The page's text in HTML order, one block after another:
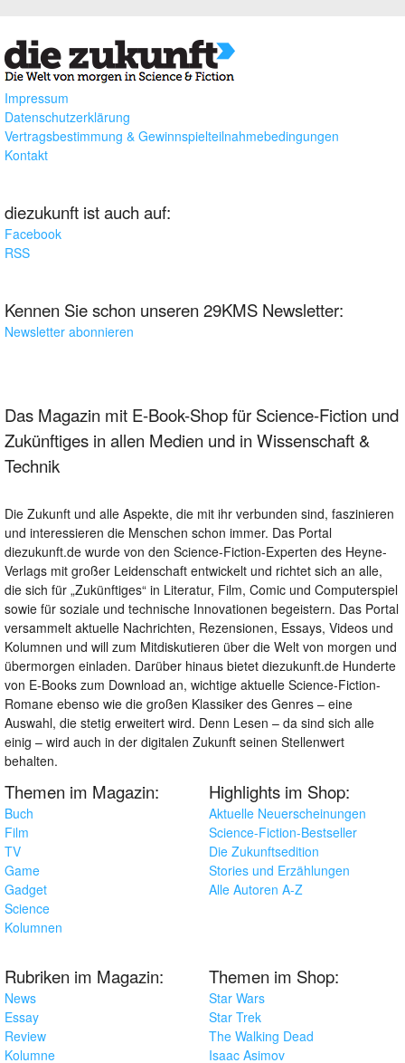
Impressum
Datenschutzerklärung
Vertragsbestimmung & Gewinnspielteilnahmebedingungen
Kontakt
diezukunft ist auch auf:
Facebook
RSS
Kennen Sie schon unseren 29KMS Newsletter:
Newsletter abonnieren
Das Magazin mit E-Book-Shop für Science-Fiction und
Zukünftiges in allen Medien und in Wissenschaft &
Technik
Die Zukunft und alle Aspekte, die mit ihr verbunden sind, faszinieren
und interessieren die Menschen schon immer. Das Portal
diezukunft.de wurde von den Science-Fiction-Experten des Heyne-
Verlags mit großer Leidenschaft entwickelt und richtet sich an alle,
die sich für „Zukünftiges“ in Literatur, Film, Comic und Computerspiel
sowie für soziale und technische Innovationen begeistern. Das Portal
versammelt aktuelle Nachrichten, Rezensionen, Essays, Videos und
Kolumnen und will zum Mitdiskutieren über die Welt von morgen und
übermorgen einladen. Darüber hinaus bietet diezukunft.de Hunderte
von E-Books zum Download an, wichtige aktuelle Science-Fiction-
Romane ebenso wie die großen Klassiker des Genres – eine
Auswahl, die stetig erweitert wird. Denn Lesen – da sind sich alle
einig – wird auch in der digitalen Zukunft seinen Stellenwert
behalten.
Themen im Magazin:
Buch
Film
TV
Game
Gadget
Science
Kolumnen
Highlights im Shop:
Aktuelle Neuerscheinungen
Science-Fiction-Bestseller
Die Zukunftsedition
Stories und Erzählungen
Alle Autoren A-Z
Rubriken im Magazin:
News
Essay
Review
Kolumne
Themen im Shop:
Star Wars
Star Trek
The Walking Dead
Isaac Asimov